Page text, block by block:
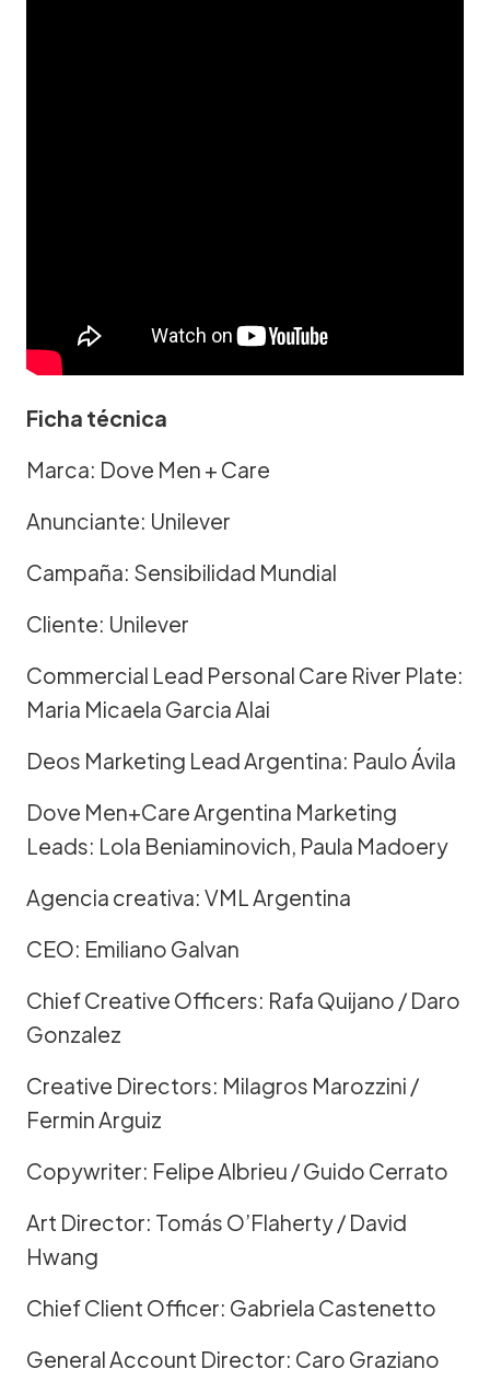
Ficha técnica
Marca: Dove Men + Care
Anunciante: Unilever
Campaña: Sensibilidad Mundial
Cliente: Unilever
Commercial Lead Personal Care River Plate:
Maria Micaela Garcia Alai
Deos Marketing Lead Argentina: Paulo Ávila
Dove Men+Care Argentina Marketing
Leads: Lola Beniaminovich, Paula Madoery
Agencia creativa: VML Argentina
CEO: Emiliano Galvan
Chief Creative Officers: Rafa Quijano / Daro
Gonzalez
Creative Directors: Milagros Marozzini /
Fermin Arguiz
Copywriter: Felipe Albrieu / Guido Cerrato
Art Director: Tomás O’Flaherty / David
Hwang
Chief Client Officer: Gabriela Castenetto
General Account Director: Caro Graziano